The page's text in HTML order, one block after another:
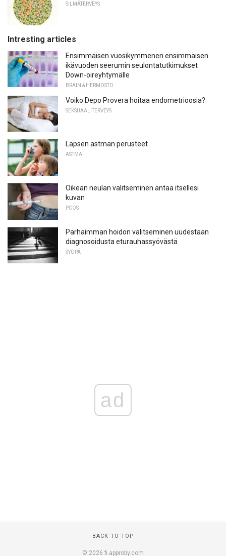
SILMÄTERVEYS
Intresting articles
Ensimmäisen vuosikymmenen ensimmäisen
ikävuoden seerumin seulontatutkimukset
Down-oireyhtymälle
BRAIN & HERMOSTO
Voiko Depo Provera hoitaa endometrioosia?
SEKSUAALITERVEYS
Lapsen astman perusteet
ASTMA
Oikean neulan valitseminen antaa itsellesi
kuvan
PCOS
Parhaimman hoidon valitseminen uudestaan ​​
diagnosoidusta eturauhassyövästä
SYÖPÄ
ad
BACK TO TOP
© 2026 fi.approby.com